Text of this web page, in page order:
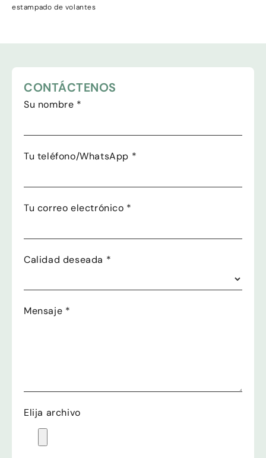
estampado de volantes
CONTÁCTENOS
Su nombre *
Tu teléfono/WhatsApp *
Tu correo electrónico *
Calidad deseada *
Mensaje *
Elija archivo